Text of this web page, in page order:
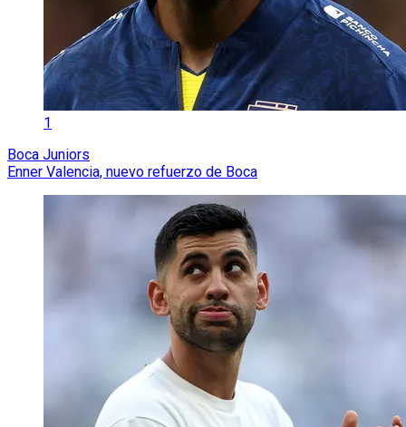
1
Boca Juniors
Enner Valencia, nuevo refuerzo de Boca